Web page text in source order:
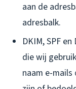
aan de
adresbalk.
DKIM, SPF
die wij
naam e-